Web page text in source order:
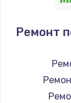
Ремонт